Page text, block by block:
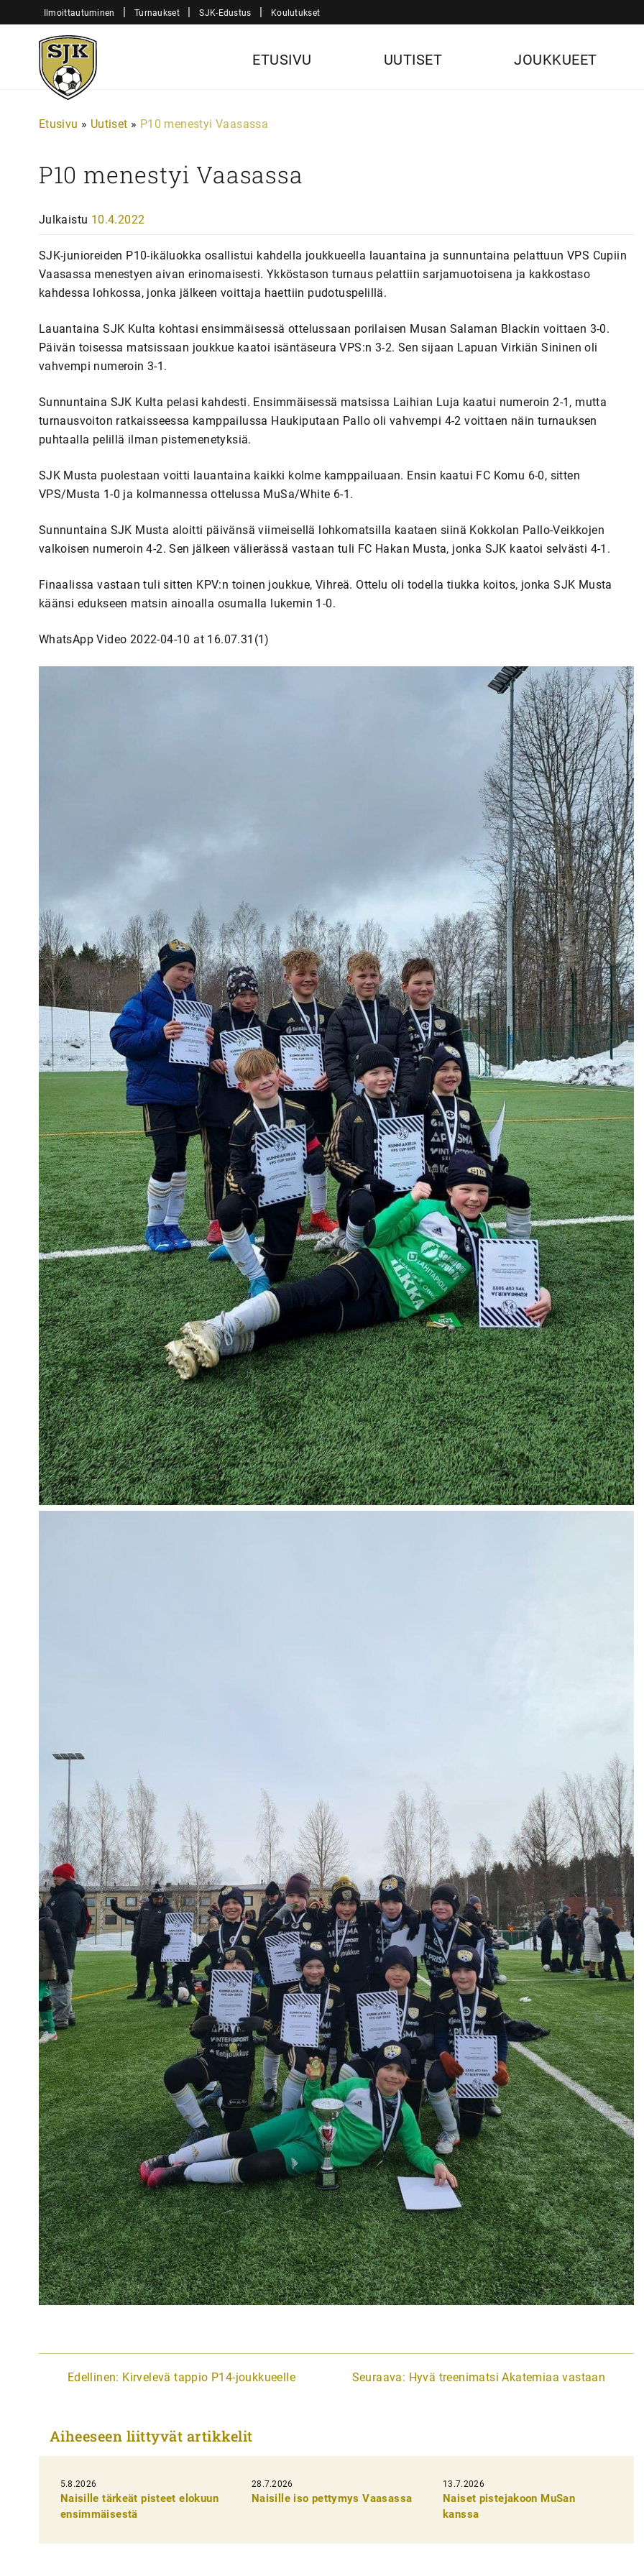
sisältöön
Ilmoittautuminen | Turnaukset | SJK-Edustus | Koulutukset
Sjk-
Juniorit
ETUSIVU UUTISET JOUKKUEET
Etusivu » Uutiset » P10 menestyi Vaasassa
P10 menestyi Vaasassa
Julkaistu 10.4.2022
SJK-junioreiden P10-ikäluokka osallistui kahdella joukkueella lauantaina ja sunnuntaina pelattuun VPS Cupiin
Vaasassa menestyen aivan erinomaisesti. Ykköstason turnaus pelattiin sarjamuotoisena ja kakkostaso
kahdessa lohkossa, jonka jälkeen voittaja haettiin pudotuspelillä.
Lauantaina SJK Kulta kohtasi ensimmäisessä ottelussaan porilaisen Musan Salaman Blackin voittaen 3-0.
Päivän toisessa matsissaan joukkue kaatoi isäntäseura VPS:n 3-2. Sen sijaan Lapuan Virkiän Sininen oli
vahvempi numeroin 3-1.
Sunnuntaina SJK Kulta pelasi kahdesti. Ensimmäisessä matsissa Laihian Luja kaatui numeroin 2-1, mutta
turnausvoiton ratkaisseessa kamppailussa Haukiputaan Pallo oli vahvempi 4-2 voittaen näin turnauksen
puhtaalla pelillä ilman pistemenetyksiä.
SJK Musta puolestaan voitti lauantaina kaikki kolme kamppailuaan. Ensin kaatui FC Komu 6-0, sitten
VPS/Musta 1-0 ja kolmannessa ottelussa MuSa/White 6-1.
Sunnuntaina SJK Musta aloitti päivänsä viimeisellä lohkomatsilla kaataen siinä Kokkolan Pallo-Veikkojen
valkoisen numeroin 4-2. Sen jälkeen välierässä vastaan tuli FC Hakan Musta, jonka SJK kaatoi selvästi 4-1.
Finaalissa vastaan tuli sitten KPV:n toinen joukkue, Vihreä. Ottelu oli todella tiukka koitos, jonka SJK Musta
käänsi edukseen matsin ainoalla osumalla lukemin 1-0.
WhatsApp Video 2022-04-10 at 16.07.31(1)
A
i
k
e
Edellinen: Kirvelevä tappio P14-joukkueelle Seuraava: Hyvä treenimatsi Akatemiaa vastaan
Aiheeseen liittyvät artikkelit
5.8.2026
Naisille tärkeät pisteet elokuun
ensimmäisestä
28.7.2026
Naisille iso pettymys Vaasassa
13.7.2026
Naiset pistejakoon MuSan
kanssa